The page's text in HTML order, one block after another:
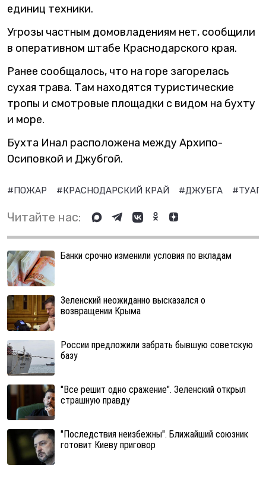
единиц техники.
Угрозы частным домовладениям нет, сообщили
в оперативном штабе Краснодарского края.
Ранее сообщалось, что на горе загорелась
сухая трава. Там находятся туристические
тропы и смотровые площадки с видом на бухту
и море.
Бухта Инал расположена между Архипо-
Осиповкой и Джубгой.
#ПОЖАР #КРАСНОДАРСКИЙ КРАЙ #ДЖУБГА
Читайте нас:
Банки срочно изменили условия по вкладам
Зеленский неожиданно высказался о
возвращении Крыма
России предложили забрать бывшую советскую
базу
"Все решит одно сражение". Зеленский открыл
страшную правду
"Последствия неизбежны". Ближайший союзник
готовит Киеву приговор